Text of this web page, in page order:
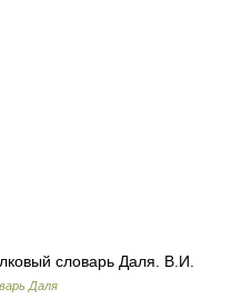
словарь Даля. В.И.
Даля